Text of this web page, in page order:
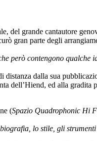
del grande cantautore
gran parte degli
però contengono qualche
distanza dalla sua
dell’Hiend, ed alla
(Spazio Quadrophonic Hi
lo stile, gli strumenti